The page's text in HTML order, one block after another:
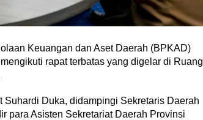
Keuangan dan Aset Daerah (BPKAD)
rapat terbatas yang digelar di Ruang
Duka, didampingi Sekretaris Daerah
para Asisten Sekretariat Daerah Provinsi